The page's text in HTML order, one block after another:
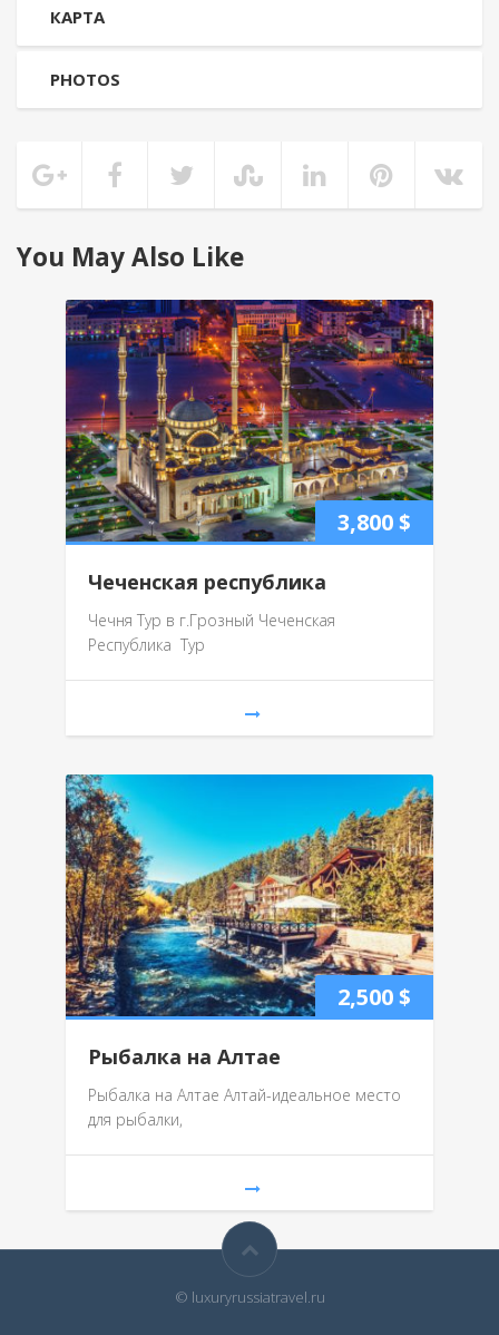
КАРТА
PHOTOS
You May Also Like
3,800$
Чеченская республика
Чечня Тур в г.Грозный Чеченская
Республика Тур
2,500$
Рыбалка на Алтае
Рыбалка на Алтае Алтай-идеальное место
для рыбалки,
© luxuryrussiatravel.ru